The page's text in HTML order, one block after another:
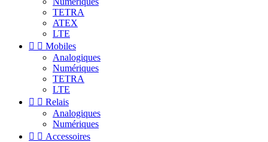
TETRA
ATEX
LTE
  Mobiles
Analogiques
Numériques
TETRA
LTE
  Relais
Analogiques
Numériques
  Accessoires